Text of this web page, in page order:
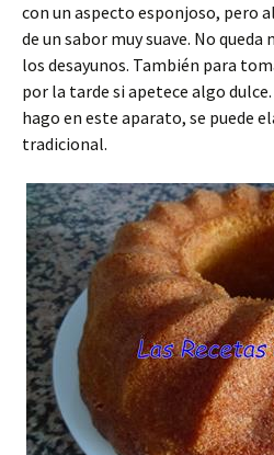
con un aspecto esponjoso, pero
de un sabor muy suave. No queda
los desayunos. También para
por la tarde si apetece algo
hago en este aparato, se puede
tradicional.